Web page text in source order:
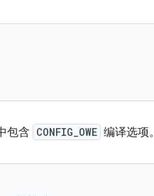
包含 CONFIG_OWE 编译选项。